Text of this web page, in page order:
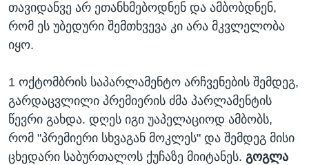
თავიდანვე არ ეთანხმებოდნენ და ამბობდნენ,
რომ ეს უბედური შემთხვევა კი არა მკვლელობა
იყო.
1 ოქტომბრის საპარლამენტო არჩვენების შემდეგ,
გარდაცვლილი პრემიერის ძმა პარლამენტის
წევრი გახდა. დღეს იგი უაპელაციოდ ამბობს,
რომ "პრემიერი სხვაგან მოკლეს" და შემდეგ მისი
ცხედარი საბურთალოს ქუჩაზე მიიტანეს. გოგლა